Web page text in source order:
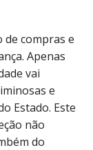
compras e
Apenas
vai
e
Estado. Este
não
do